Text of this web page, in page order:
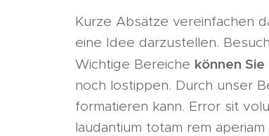
Kurze Absätze vereinfachen
eine Idee darzustellen.
Wichtige Bereiche können
noch lostippen. Durch unser
formatieren kann. Error sit
laudantium totam rem